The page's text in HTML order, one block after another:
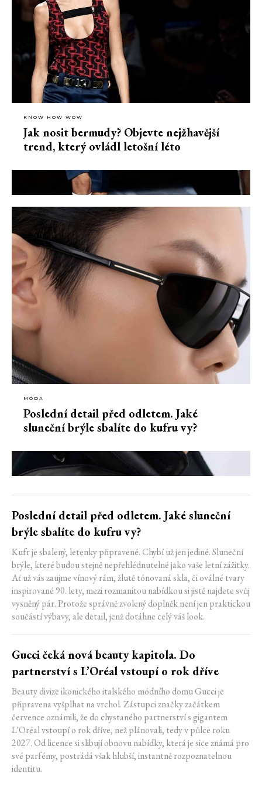
KNOW HOW WOW
Jak nosit bermudy? Objevte nejžhavější
trend, který ovládl letošní léto
MÓDA
Poslední detail před odletem. Jaké
sluneční brýle sbalíte do kufru vy?
Poslední detail před odletem. Jaké sluneční
brýle sbalíte do kufru vy?
Kufr je sbalený, letenky připravené. Chybí už jen jediné. Sluneční
brýle, které budou stejně nepřehlédnutelné jako vaše letní zážitky.
Ať už vás zaujme vínový rám, žlutě tónovaná skla, či oválné tvary
inspirované 90. lety, mezi rozmanitou nabídkou si jistě najdete svůj
vysněný pár. Protože správně zvolený doplněk není jen praktickou
součástí výbavy, ale detail, jenž dotáhne celý váš look.
Gucci čeká nová beauty kapitola. Do
partnerství s L’Oréal vstoupí o rok dříve
Beauty divize ikonického italského módního domu Gucci je
připravena vyšplhat na vrchol. Zástupci značky začátkem
července oznámili, že do chystaného partnerství s gigantem
L'Oréal vstoupí o rok dříve, než plánovali, tedy v půlce roku
2027. Od licence si slibují obnovu nabídky, která je sice známá pro
své parfémy, postrádá však hlubší, instantně rozpoznatelnou
identitu.